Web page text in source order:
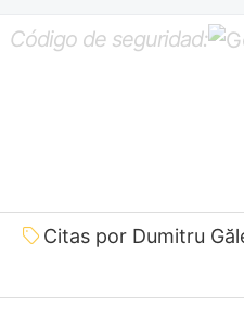
Código de seguridad:
Citas por Dumitru